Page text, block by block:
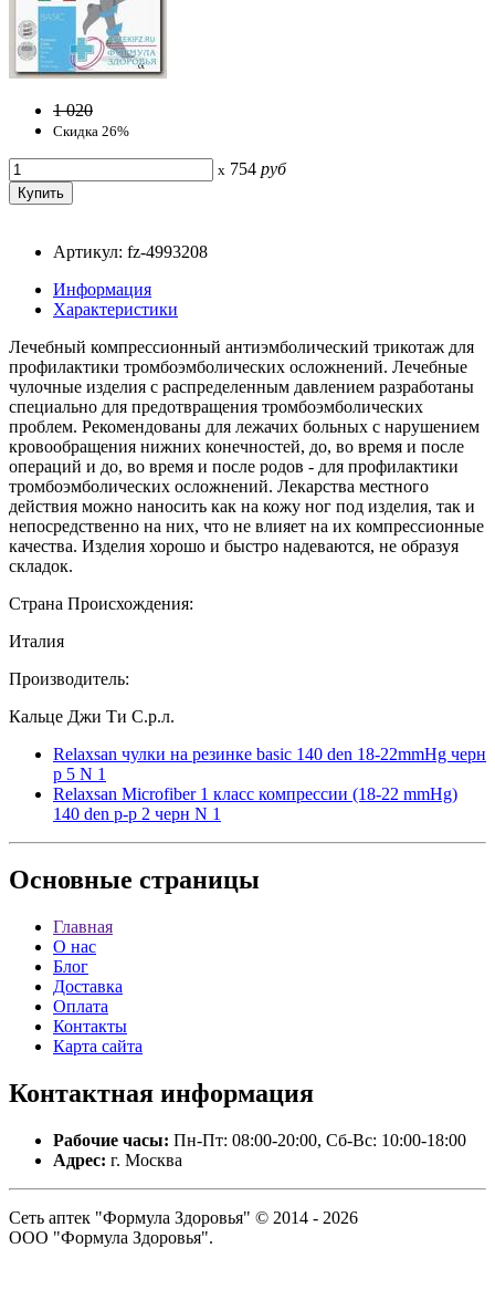
1 020
Скидка 26%
x 754 руб
Артикул: fz-4993208
Информация
Характеристики
Лечебный компрессионный антиэмболический трикотаж для
профилактики тромбоэмболических осложнений. Лечебные
чулочные изделия с распределенным давлением разработаны
специально для предотвращения тромбоэмболических
проблем. Рекомендованы для лежачих больных с нарушением
кровообращения нижних конечностей, до, во время и после
операций и до, во время и после родов - для профилактики
тромбоэмболических осложнений. Лекарства местного
действия можно наносить как на кожу ног под изделия, так и
непосредственно на них, что не влияет на их компрессионные
качества. Изделия хорошо и быстро надеваются, не образуя
складок.
Страна Происхождения:
Италия
Производитель:
Кальце Джи Ти С.р.л.
Relaxsan чулки на резинке basic 140 den 18-22mmHg черн
р 5 N 1
Relaxsan Microfiber 1 класс компрессии (18-22 mmHg)
140 den р-р 2 черн N 1
Основные страницы
Главная
О нас
Блог
Доставка
Оплата
Контакты
Карта сайта
Контактная информация
Рабочие часы: Пн-Пт: 08:00-20:00, Сб-Вс: 10:00-18:00
Адрес: г. Москва
Сеть аптек "Формула Здоровья" © 2014 - 2026
ООО "Формула Здоровья".